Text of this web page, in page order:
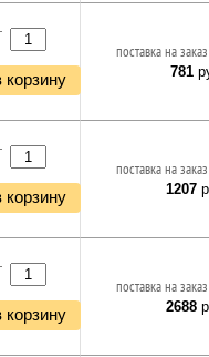
корзину
поставка на
781
корзину
поставка на
1207
корзину
поставка на
2688